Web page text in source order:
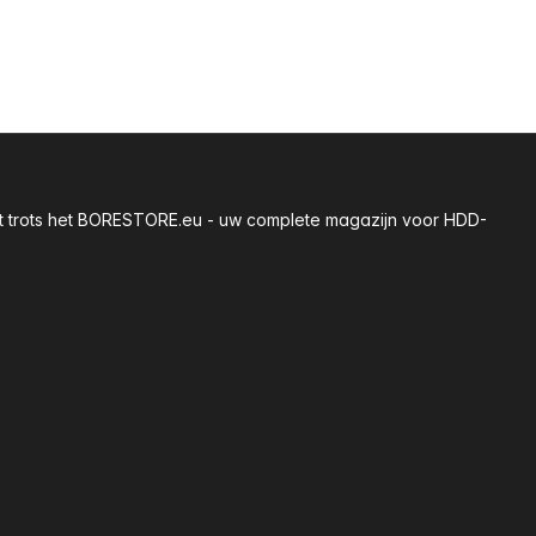
het BORESTORE.eu - uw complete magazijn voor HDD-